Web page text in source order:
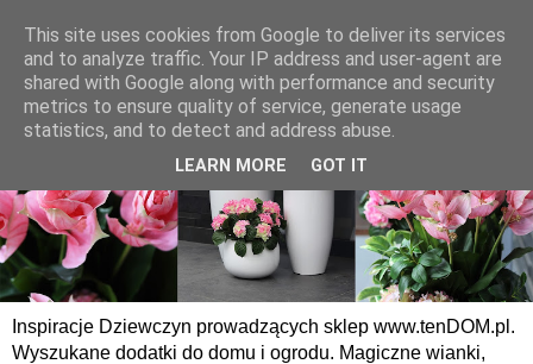
Inspiracje Dziewczyn prowadzących sklep www.tenDOM.pl.
Wyszukane dodatki do domu i ogrodu. Magiczne wianki,
This site uses cookies from Google to deliver its services
and to analyze traffic. Your IP address and user-agent are
shared with Google along with performance and security
metrics to ensure quality of service, generate usage
statistics, and to detect and address abuse.
LEARN MORE GOT IT